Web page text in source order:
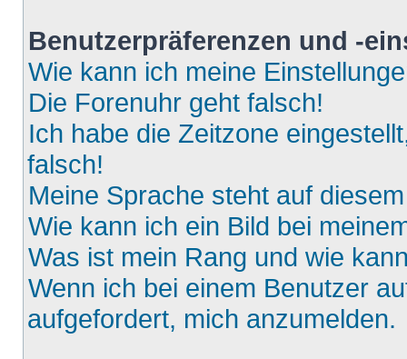
Benutzerpräferenzen und -
Wie kann ich meine
Die Forenuhr geht falsch!
Ich habe die Zeitzone
falsch!
Meine Sprache steht auf
Wie kann ich ein Bild bei
Was ist mein Rang und wie
Wenn ich bei einem Benutzer
aufgefordert, mich anzumelden.